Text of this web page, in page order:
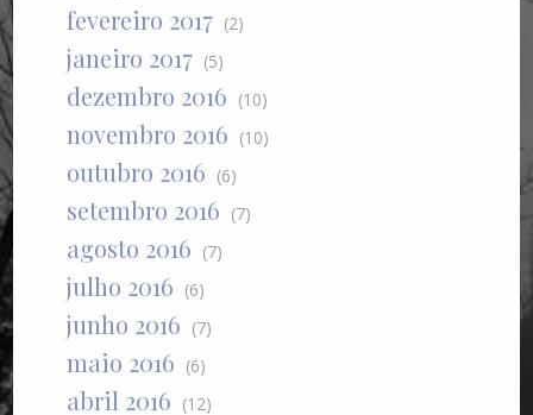
fevereiro 2017 (2)
janeiro 2017 (5)
dezembro 2016 (10)
novembro 2016 (10)
outubro 2016 (6)
setembro 2016 (7)
agosto 2016 (7)
julho 2016 (6)
junho 2016 (7)
maio 2016 (6)
abril 2016 (12)